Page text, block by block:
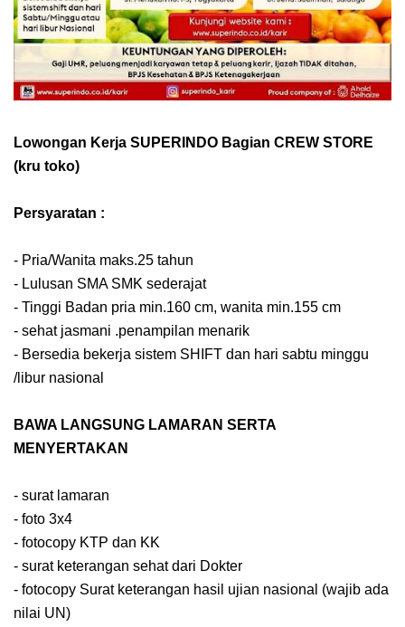
Lowongan Kerja SUPERINDO Bagian CREW STORE
(kru toko)
Persyaratan :
- Pria/Wanita maks.25 tahun
- Lulusan SMA SMK sederajat
- Tinggi Badan pria min.160 cm, wanita min.155 cm
- sehat jasmani .penampilan menarik
- Bersedia bekerja sistem SHIFT dan hari sabtu minggu
/libur nasional
BAWA LANGSUNG LAMARAN SERTA
MENYERTAKAN
- surat lamaran
- foto 3x4
- fotocopy KTP dan KK
- surat keterangan sehat dari Dokter
- fotocopy Surat keterangan hasil ujian nasional (wajib ada
nilai UN)